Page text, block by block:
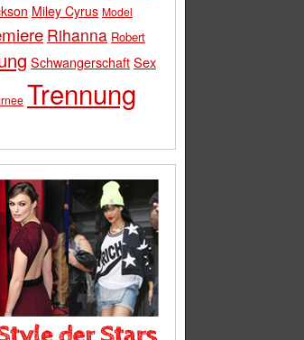
Miley Cyrus Model
Rihanna Robert
SchwangerschaftSex
Trennung